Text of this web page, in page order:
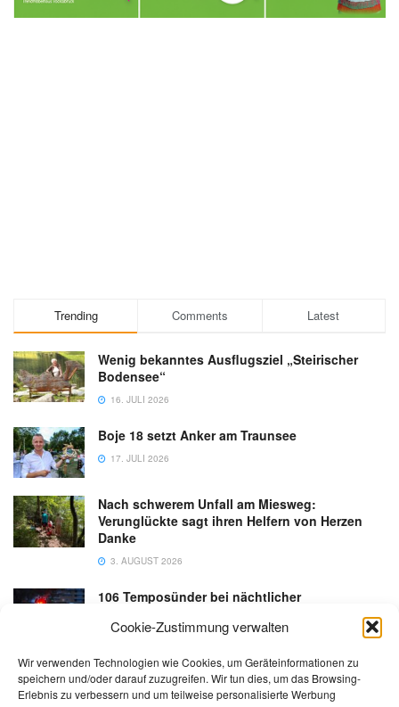
Cookie-Zustimmung verwalten
Wir verwenden Technologien wie Cookies, um Geräteinformationen zu
speichern und/oder darauf zuzugreifen. Wir tun dies, um das Browsing-
Erlebnis zu verbessern und um teilweise personalisierte Werbung
Trending Comments Latest
Wenig bekanntes Ausflugsziel „Steirischer
Bodensee“
16. JULI 2026
Boje 18 setzt Anker am Traunsee
17. JULI 2026
Nach schwerem Unfall am Miesweg:
Verunglückte sagt ihren Helfern von Herzen
Danke
3. AUGUST 2026
106 Temposünder bei nächtlicher